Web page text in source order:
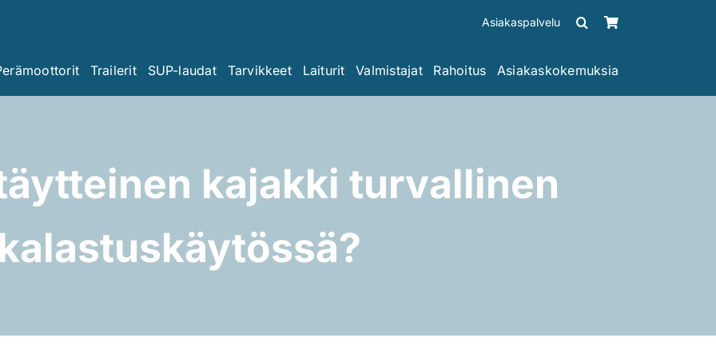
Asiakaspalvelu
Trailerit SUP-laudat Tarvikkeet Laiturit Valmistajat Rahoitus Asiakaskokemuksia
kajakki turvallinen
kalastuskäytössä?